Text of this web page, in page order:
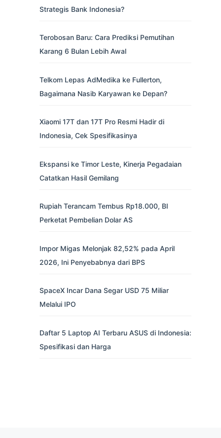
Strategis Bank Indonesia?
Terobosan Baru: Cara Prediksi Pemutihan
Karang 6 Bulan Lebih Awal
Telkom Lepas AdMedika ke Fullerton,
Bagaimana Nasib Karyawan ke Depan?
Xiaomi 17T dan 17T Pro Resmi Hadir di
Indonesia, Cek Spesifikasinya
Ekspansi ke Timor Leste, Kinerja Pegadaian
Catatkan Hasil Gemilang
Rupiah Terancam Tembus Rp18.000, BI
Perketat Pembelian Dolar AS
Impor Migas Melonjak 82,52% pada April
2026, Ini Penyebabnya dari BPS
SpaceX Incar Dana Segar USD 75 Miliar
Melalui IPO
Daftar 5 Laptop AI Terbaru ASUS di Indonesia:
Spesifikasi dan Harga